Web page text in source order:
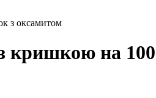
з оксамитом
кришкою на 100